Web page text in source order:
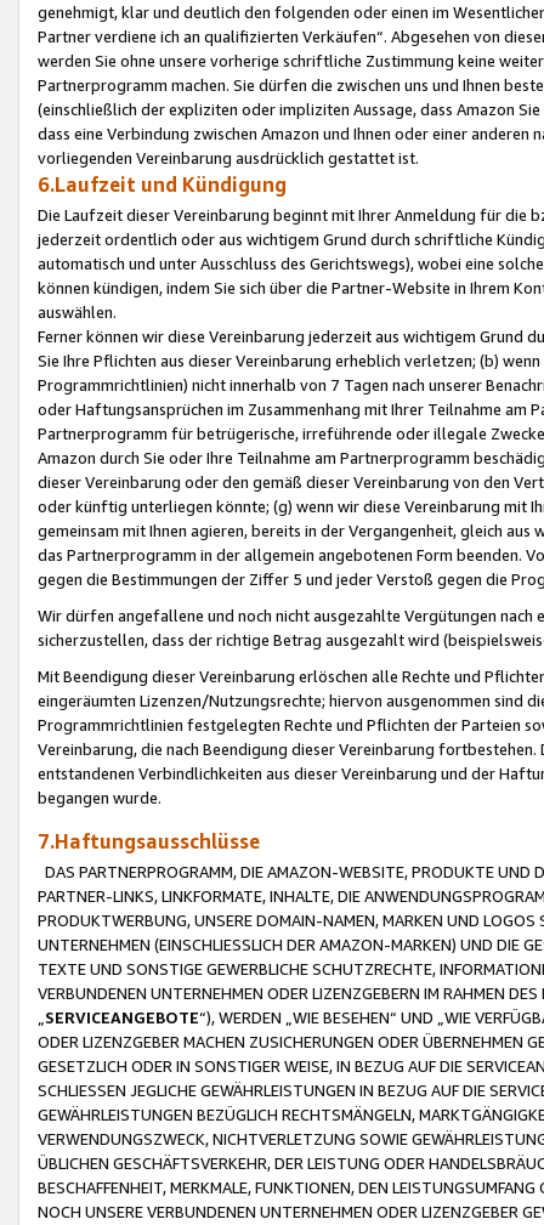
genehmigt, klar und deutlich den folgenden oder einen im
Partner verdiene ich an qualifizierten Verkäufen“. Abgesehen von
werden Sie ohne unsere vorherige schriftliche Zustimmung keine
Partnerprogramm machen. Sie dürfen die zwischen uns und Ihnen
(einschließlich der expliziten oder impliziten Aussage, dass Amazon
dass eine Verbindung zwischen Amazon und Ihnen oder einer
vorliegenden Vereinbarung ausdrücklich gestattet ist.
6.Laufzeit und Kündigung
Die Laufzeit dieser Vereinbarung beginnt mit Ihrer Anmeldung für die
jederzeit ordentlich oder aus wichtigem Grund durch schriftliche
automatisch und unter Ausschluss des Gerichtswegs), wobei eine
können kündigen, indem Sie sich über die Partner-Website in Ihrem
auswählen.
Ferner können wir diese Vereinbarung jederzeit aus wichtigem Grund
Sie Ihre Pflichten aus dieser Vereinbarung erheblich verletzen; (b)
Programmrichtlinien) nicht innerhalb von 7 Tagen nach unserer
oder Haftungsansprüchen im Zusammenhang mit Ihrer Teilnahme am
Partnerprogramm für betrügerische, irreführende oder illegale
Amazon durch Sie oder Ihre Teilnahme am Partnerprogramm
dieser Vereinbarung oder den gemäß dieser Vereinbarung von den
oder künftig unterliegen könnte; (g) wenn wir diese Vereinbarung mit
gemeinsam mit Ihnen agieren, bereits in der Vergangenheit, gleich
das Partnerprogramm in der allgemein angebotenen Form beenden.
gegen die Bestimmungen der Ziffer 5 und jeder Verstoß gegen die
Wir dürfen angefallene und noch nicht ausgezahlte Vergütungen
sicherzustellen, dass der richtige Betrag ausgezahlt wird
Mit Beendigung dieser Vereinbarung erlöschen alle Rechte und
eingeräumten Lizenzen/Nutzungsrechte; hiervon ausgenommen sind
Programmrichtlinien festgelegten Rechte und Pflichten der Parteien
Vereinbarung, die nach Beendigung dieser Vereinbarung
entstandenen Verbindlichkeiten aus dieser Vereinbarung und der
begangen wurde.
7.Haftungsausschlüsse
DAS PARTNERPROGRAMM, DIE AMAZON-WEBSITE, PRODUKTE UND
PARTNER-LINKS, LINKFORMATE, INHALTE, DIE
PRODUKTWERBUNG, UNSERE DOMAIN-NAMEN, MARKEN UND
UNTERNEHMEN (EINSCHLIESSLICH DER AMAZON-MARKEN) UND DIE
TEXTE UND SONSTIGE GEWERBLICHE SCHUTZRECHTE,
VERBUNDENEN UNTERNEHMEN ODER LIZENZGEBERN IM RAHMEN
SERVICEANGEBOTE“), WERDEN „WIE BESEHEN“ UND „WIE
ODER LIZENZGEBER MACHEN ZUSICHERUNGEN ODER ÜBERNEHMEN
GESETZLICH ODER IN SONSTIGER WEISE, IN BEZUG AUF DIE
SCHLIESSEN JEGLICHE GEWÄHRLEISTUNGEN IN BEZUG AUF DIE
GEWÄHRLEISTUNGEN BEZÜGLICH RECHTSMÄNGELN,
VERWENDUNGSZWECK, NICHTVERLETZUNG SOWIE
ÜBLICHEN GESCHÄFTSVERKEHR, DER LEISTUNG ODER
BESCHAFFENHEIT, MERKMALE, FUNKTIONEN, DEN
NOCH UNSERE VERBUNDENEN UNTERNEHMEN ODER LIZENZGEBER